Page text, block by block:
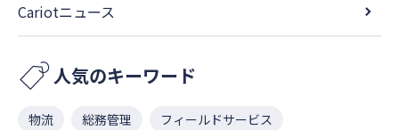
Cariotニュース
人気のキーワード
物流 総務管理
フィールドサービス